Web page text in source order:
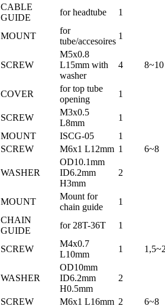
CABLE
GUIDE
for headtube 1
MOUNT
for
tube/accesoires
1
SCREW
M5x0.8
L15mm with
washer
4 8~10
COVER
for top tube
opening
1
SCREW
M3x0.5
L8mm
1
MOUNT ISCG-05
1
SCREW M6x1 L12mm 1 6~8
WASHER
OD10.1mm
ID6.2mm
H3mm
2
MOUNT
Mount for
chain guide
1
CHAIN
GUIDE
for 28T-36T 1
SCREW
M4x0.7
L10mm
1
WASHER
OD10mm
ID6.2mm
H0.5mm
2
SCREW M6x1 L16mm 2
6~8